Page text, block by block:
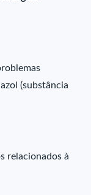
(substância
relacionados à